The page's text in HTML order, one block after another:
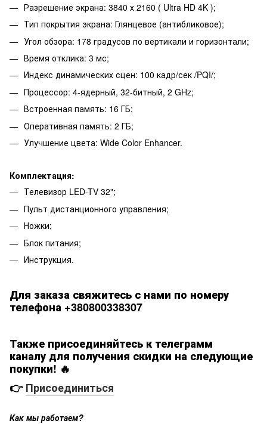
Разрешение экрана: 3840 х 2160 ( Ultra HD 4K );
Тип покрытия экрана: Глянцевое (антибликовое);
Угол обзора: 178 градусов по вертикали и горизонтали;
Время отклика: 3 мс;
Индекс динамических сцен: 100 кадр/сек /PQI/;
Процессор: 4-ядерный, 32-битный, 2 GHz;
Встроенная память: 16 ГБ;
Оперативная память: 2 ГБ;
Улучшение цвета: Wide Color Enhancer.
Комплектация:
Телевизор LED-TV 32";
Пульт дистанционного управления;
Ножки;
Блок питания;
Инструкция.
Для заказа свяжитесь с нами по номеру
телефона +380800338307
Также присоединяйтесь к телеграмм
каналу для получения скидки на следующие
покупки! 🔥
👉Присоединиться
Как мы работаем?